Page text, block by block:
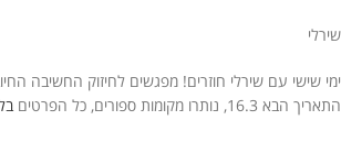
שירלי
ימי שישי עם שירלי חוזרים! מפגשים לחיזוק החשיבה
התאריך הבא 16.3, נותרו מקומות ספורים, כל הפרטים